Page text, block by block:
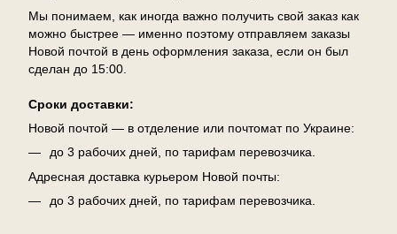
Мы понимаем, как иногда важно получить свой заказ как
можно быстрее — именно поэтому отправляем заказы
Новой почтой в день оформления заказа, если он был
сделан до 15:00.
Сроки доставки:
Новой почтой — в отделение или почтомат по Украине:
до 3 рабочих дней, по тарифам перевозчика.
Адресная доставка курьером Новой почты:
до 3 рабочих дней, по тарифам перевозчика.